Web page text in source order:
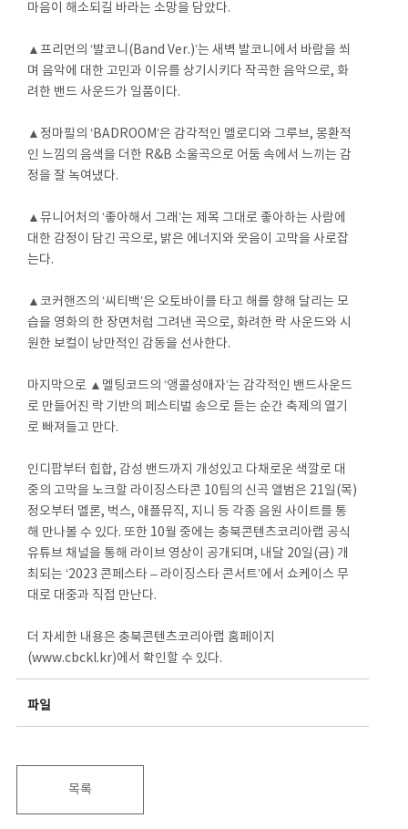
마음이 해소되길 바라는 소망을 담았다.
▲프리먼의 ‘발코니(Band Ver.)’는 새벽 발코니에서 바람을 쐬
며 음악에 대한 고민과 이유를 상기시키다 작곡한 음악으로, 화
려한 밴드 사운드가 일품이다.
▲정마필의 ‘BADROOM’은 감각적인 멜로디와 그루브, 몽환적
인 느낌의 음색을 더한 R&B 소울곡으로 어둠 속에서 느끼는 감
정을 잘 녹여냈다.
▲뮤니어처의 ‘좋아해서 그래’는 제목 그대로 좋아하는 사람에
대한 감정이 담긴 곡으로, 밝은 에너지와 웃음이 고막을 사로잡
는다.
▲코커핸즈의 ‘씨티백’은 오토바이를 타고 해를 향해 달리는 모
습을 영화의 한 장면처럼 그려낸 곡으로, 화려한 락 사운드와 시
원한 보컬이 낭만적인 감동을 선사한다.
마지막으로 ▲멜팅코드의 ‘앵콜성애자’는 감각적인 밴드사운드
로 만들어진 락 기반의 페스티벌 송으로 듣는 순간 축제의 열기
로 빠져들고 만다.
인디팝부터 힙합, 감성 밴드까지 개성있고 다채로운 색깔로 대
중의 고막을 노크할 라이징스타콘 10팀의 신곡 앨범은 21일(목)
정오부터 멜론, 벅스, 애플뮤직, 지니 등 각종 음원 사이트를 통
해 만나볼 수 있다. 또한 10월 중에는 충북콘텐츠코리아랩 공식
유튜브 채널을 통해 라이브 영상이 공개되며, 내달 20일(금) 개
최되는 ‘2023 콘페스타 – 라이징스타 콘서트’에서 쇼케이스 무
대로 대중과 직접 만난다.
더 자세한 내용은 충북콘텐츠코리아랩 홈페이지
(www.cbckl.kr)에서 확인할 수 있다.
파일
목록